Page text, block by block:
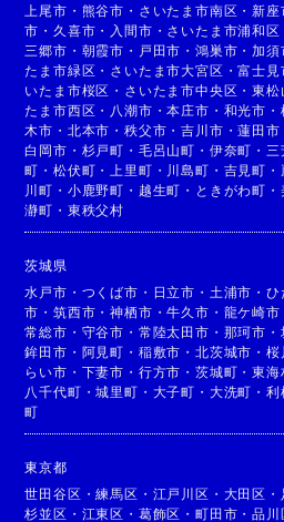
上尾市 ・ 熊谷市 ・ さいたま市南区 ・新座
市 ・ 久喜市 ・ 入間市 ・ さいたま市浦和区
三郷市 ・ 朝霞市 ・ 戸田市 ・鴻巣市 ・加須
たま市緑区 ・ さいたま市大宮区 ・富士見
いたま市桜区 ・ さいたま市中央区 ・東松
たま市西区 ・ 八潮市 ・本庄市 ・ 和光市 ・
木市 ・ 北本市 ・秩父市 ・吉川市 ・蓮田市
白岡市 ・ 杉戸町 ・ 毛呂山町 ・ 伊奈町 ・ 三
町 ・松伏町 ・ 上里町 ・ 川島町 ・ 吉見町 ・
川町 ・ 小鹿野町 ・ 越生町 ・ ときがわ町 ・
瀞町 ・ 東秩父村
茨城県
水戸市 ・ つくば市 ・ 日立市 ・ 土浦市 ・ひ
市 ・筑西市 ・神栖市 ・牛久市 ・ 龍ケ崎市
常総市 ・ 守谷市 ・ 常陸太田市 ・ 那珂市 ・
鉾田市 ・ 阿見町 ・ 稲敷市 ・北茨城市 ・桜
らい市 ・ 下妻市 ・ 行方市 ・茨城町 ・東海
八千代町 ・城里町 ・ 大子町 ・ 大洗町 ・利
町
東京都
世田谷区 ・練馬区 ・ 江戸川区 ・ 大田区 ・
杉並区 ・ 江東区 ・ 葛飾区 ・町田市 ・品川